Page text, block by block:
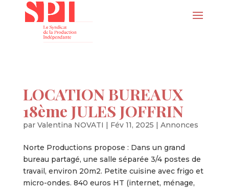
LOCATION BUREAUX
18ème JULES JOFFRIN
par Valentina NOVATI | Fév 11, 2025 | Annonces
Norte Productions propose : Dans un grand
bureau partagé, une salle séparée 3/4 postes de
travail, environ 20m2. Petite cuisine avec frigo et
micro-ondes. 840 euros HT (internet, ménage,